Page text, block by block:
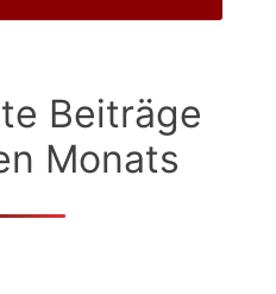
Beiträge
Monats